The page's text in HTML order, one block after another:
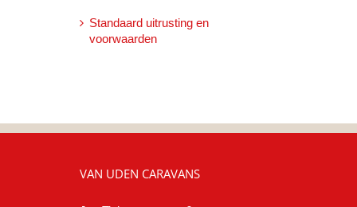
Standaard uitrusting en
voorwaarden
VAN UDEN CARAVANS